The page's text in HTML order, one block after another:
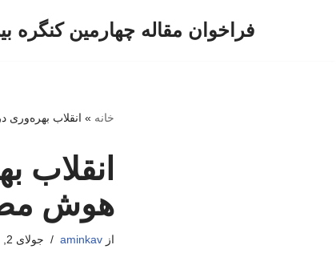
فراخوان مقاله چهارمین کنگره
خانه » انقلاب
انقلاب
هوش
ازaminkav جولای 2, 2026